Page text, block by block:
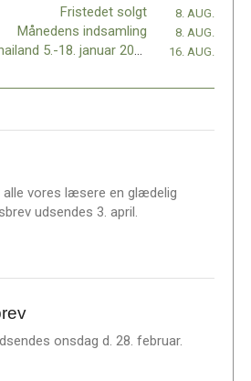
Fristedet solgt 8. AUG.
Månedens indsamling 8. AUG.
Udfordrende tur til Thailand 5.-18. januar 2019 16. AUG.
alle vores læsere en glædelig
udsendes 3. april.
onsdag d. 28. februar.